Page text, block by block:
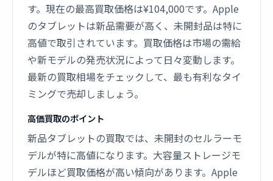
す。現在の最高買取価格は¥104,000です。Apple
のタブレットは新品需要が高く、未開封品は特に
高値で取引されています。買取価格は市場の需給
や新モデルの発売状況によって日々変動します。
最新の買取相場をチェックして、最も有利なタイ
ミングで売却しましょう。
高価買取のポイント
新品タブレットの買取では、未開封のセルラーモ
デルが特に高値になります。大容量ストレージモ
デルほど買取価格が高い傾向があります。Apple